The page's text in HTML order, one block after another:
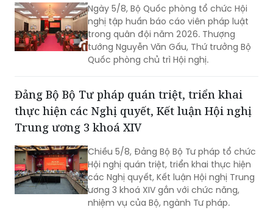
Ngày 5/8, Bộ Quốc phòng tổ chức Hội
nghị tập huấn báo cáo viên pháp luật
trong quân đội năm 2026. Thượng
tướng Nguyễn Văn Gấu, Thứ trưởng Bộ
Quốc phòng chủ trì Hội nghị.
Đảng Bộ Bộ Tư pháp quán triệt, triển khai
thực hiện các Nghị quyết, Kết luận Hội nghị
Trung ương 3 khoá XIV
Chiều 5/8, Đảng Bộ Bộ Tư pháp tổ chức
Hội nghị quán triệt, triển khai thực hiện
các Nghị quyết, Kết luận Hội nghị Trung
ương 3 khoá XIV gắn với chức năng,
nhiệm vụ của Bộ, ngành Tư pháp.